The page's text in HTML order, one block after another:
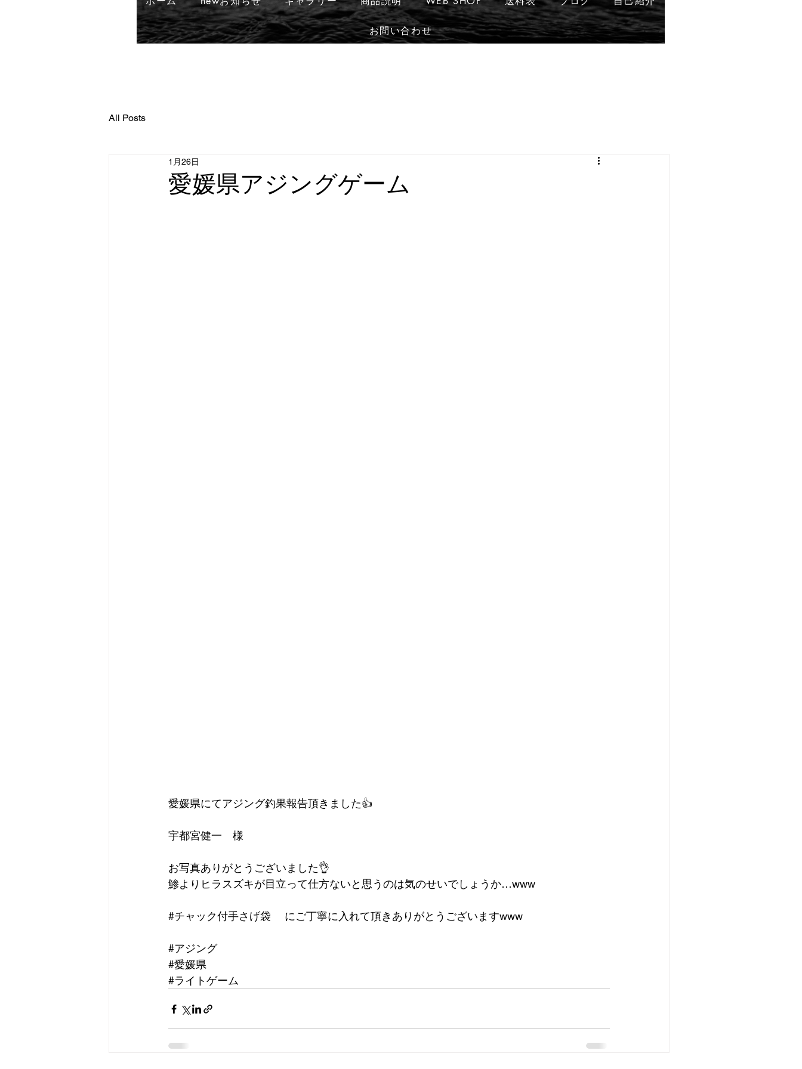
お問い合わせ
All Posts
愛媛県アジングゲーム
1月26日
愛媛県にてアジング釣果報告頂きました👍
宇都宮健一　様
お写真ありがとうございました👌
鯵よりヒラスズキが目立って仕方ないと思うのは気のせいでしょうか…www
#チャック付手さげ袋 にご丁寧に入れて頂きありがとうございますwww
#アジング
#愛媛県
#ライトゲーム